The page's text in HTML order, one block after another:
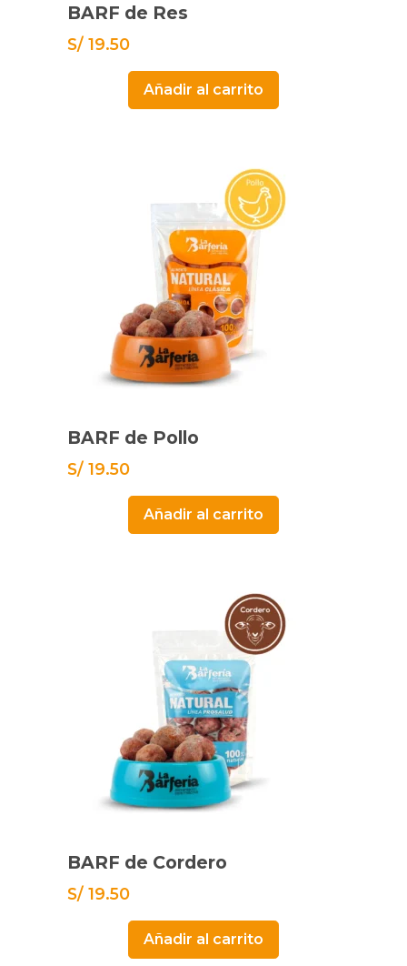
BARF de Res
S/ 19.50
Añadir al carrito
BARF de Pollo
S/ 19.50
Añadir al carrito
BARF de Cordero
S/ 19.50
Añadir al carrito